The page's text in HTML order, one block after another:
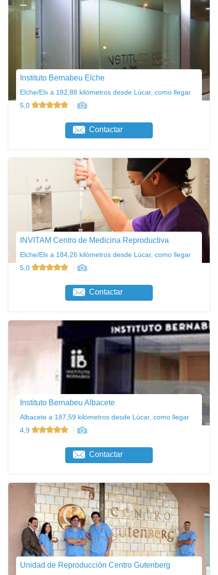
Instituto Bernabeu Elche
Elche/Elx a 182,88 kilómetros desde Lúcar, como llegar
5,0
Contactar
INVITAM Centro de Medicina Reproductiva
Elche/Elx a 184,26 kilómetros desde Lúcar, como llegar
5,0
Contactar
Instituto Bernabeu Albacete
Albacete a 187,59 kilómetros desde Lúcar, como llegar
4,9
Contactar
Unidad de Reproducción Centro Gutenberg